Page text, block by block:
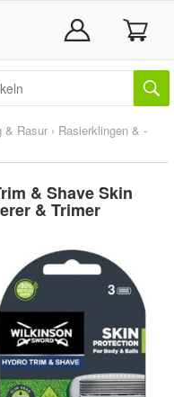
& Rasur › Rasierklingen & -
& Shave Skin
& Trimer